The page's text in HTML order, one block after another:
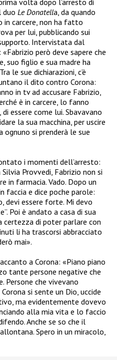
duo Le Donatella, da quando
in carcere, non ha fatto
per lui, pubblicando sui
Intervistata dal
però deve sapere che
suo figlio e sua madre ha
le sue dichiarazioni, c’è
il dito contro Corona:
in tv ad accusare Fabrizio,
è in carcere, lo fanno
essere come lui. Sbavavano
la sua macchina, per uscire
ognuno si prenderà le sue
i momenti dell’arresto:
Provvedi, Fabrizio non si
in farmacia. Vado. Dopo un
faccia e dice poche parole:
devi essere forte. Mi devo
Poi è andato a casa di sua
certezza di poter parlare con
li ha trascorsi abbracciato
mai».
a Corona: «Piano piano
tante persone negative che
Persone che vivevano
si sente un Dio, uccide
ma evidentemente dovevo
alla mia vita e lo faccio
Anche se so che il
Spero in un miracolo,